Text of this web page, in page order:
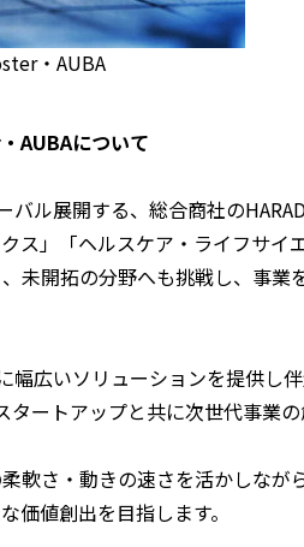
・AUBA
AUBAについて
ル展開する、総合商社の
ス」「ヘルスケア・ライフサイ
未開拓の分野へも挑戦し、事業
幅広いソリューションを提供し
ートアップと共に次世代事業
軟さ・動きの速さを活かしなが
価値創出を目指します。